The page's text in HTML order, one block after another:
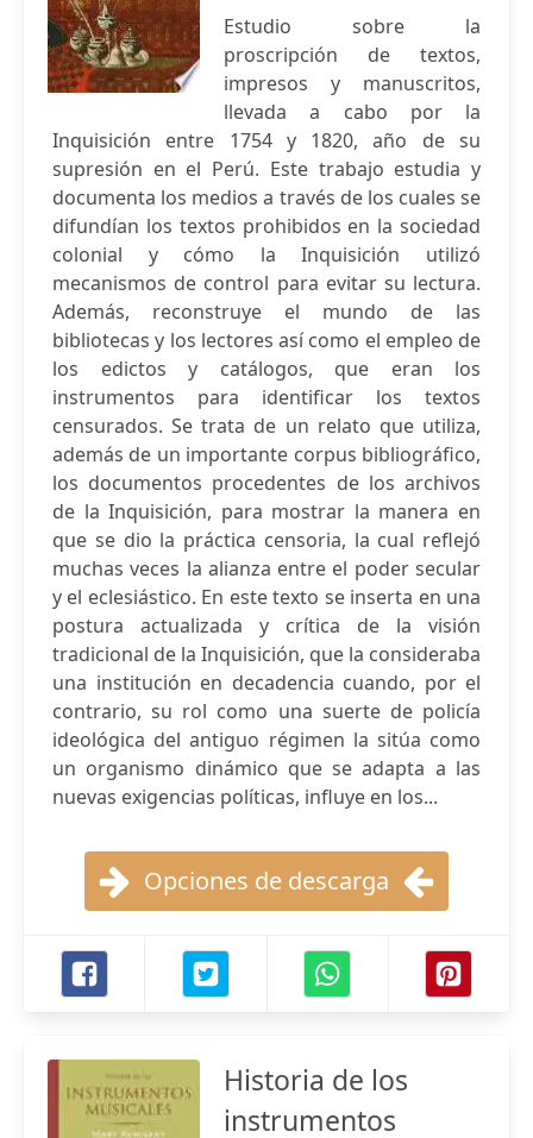
Estudio sobre la
proscripción de textos,
impresos y manuscritos,
llevada a cabo por la
Inquisición entre 1754 y 1820, año de su
supresión en el Perú. Este trabajo estudia y
documenta los medios a través de los cuales se
difundían los textos prohibidos en la sociedad
colonial y cómo la Inquisición utilizó
mecanismos de control para evitar su lectura.
Además, reconstruye el mundo de las
bibliotecas y los lectores así como el empleo de
los edictos y catálogos, que eran los
instrumentos para identificar los textos
censurados. Se trata de un relato que utiliza,
además de un importante corpus bibliográfico,
los documentos procedentes de los archivos
de la Inquisición, para mostrar la manera en
que se dio la práctica censoria, la cual reflejó
muchas veces la alianza entre el poder secular
y el eclesiástico. En este texto se inserta en una
postura actualizada y crítica de la visión
tradicional de la Inquisición, que la consideraba
una institución en decadencia cuando, por el
contrario, su rol como una suerte de policía
ideológica del antiguo régimen la sitúa como
un organismo dinámico que se adapta a las
nuevas exigencias políticas, influye en los...
Opciones de descarga
Historia de los
instrumentos